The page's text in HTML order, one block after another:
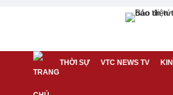
THỜI SỰ VTC NEWS TV